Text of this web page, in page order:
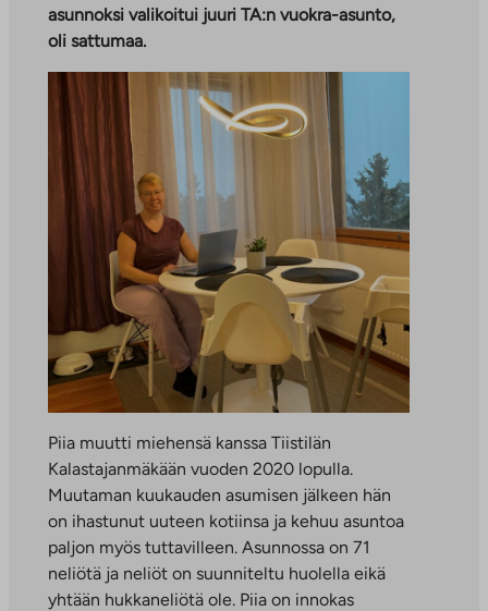
asunnoksi valikoitui juuri TA:n vuokra-asunto,
oli sattumaa.
Piia muutti miehensä kanssa Tiistilän
Kalastajanmäkään vuoden 2020 lopulla.
Muutaman kuukauden asumisen jälkeen hän
on ihastunut uuteen kotiinsa ja kehuu asuntoa
paljon myös tuttavilleen. Asunnossa on 71
neliötä ja neliöt on suunniteltu huolella eikä
yhtään hukkaneliötä ole. Piia on innokas